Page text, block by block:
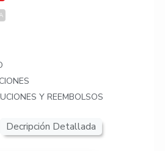
Y REEMBOLSOS
Decripción Detallada